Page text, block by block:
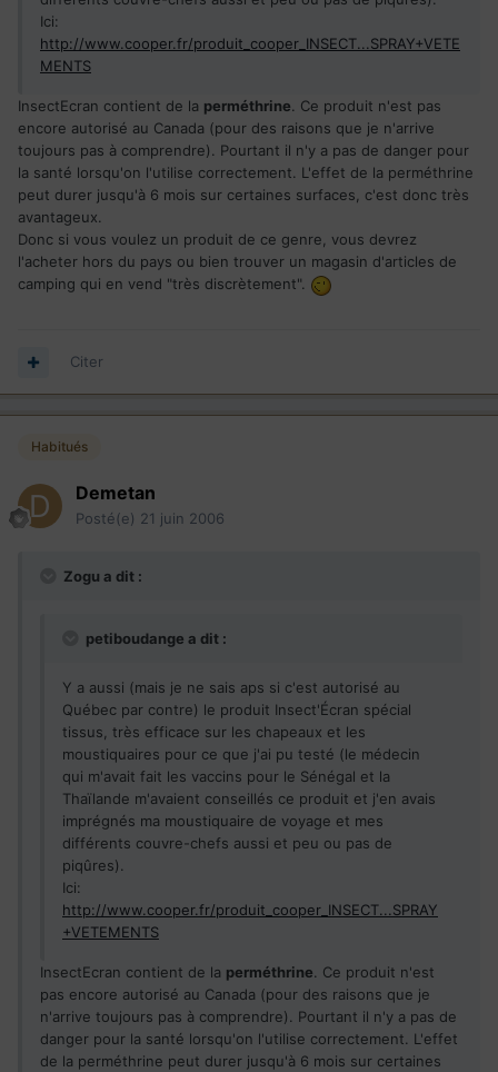
Ici:
http://www.cooper.fr/produit_cooper_INSECT...SPRAY+VETE
MENTS
InsectEcran contient de la perméthrine. Ce produit n'est pas
encore autorisé au Canada (pour des raisons que je n'arrive
toujours pas à comprendre). Pourtant il n'y a pas de danger pour
la santé lorsqu'on l'utilise correctement. L'effet de la perméthrine
peut durer jusqu'à 6 mois sur certaines surfaces, c'est donc très
avantageux.
Donc si vous voulez un produit de ce genre, vous devrez
l'acheter hors du pays ou bien trouver un magasin d'articles de
camping qui en vend "très discrètement".
Citer
Habitués
Demetan
Posté(e) 21 juin 2006
Zogu a dit :
petiboudange a dit :
Y a aussi (mais je ne sais aps si c'est autorisé au
Québec par contre) le produit Insect'Écran spécial
tissus, très efficace sur les chapeaux et les
moustiquaires pour ce que j'ai pu testé (le médecin
qui m'avait fait les vaccins pour le Sénégal et la
Thaïlande m'avaient conseillés ce produit et j'en avais
imprégnés ma moustiquaire de voyage et mes
différents couvre-chefs aussi et peu ou pas de
piqûres).
Ici:
http://www.cooper.fr/produit_cooper_INSECT...SPRAY
+VETEMENTS
InsectEcran contient de la perméthrine. Ce produit n'est
pas encore autorisé au Canada (pour des raisons que je
n'arrive toujours pas à comprendre). Pourtant il n'y a pas de
danger pour la santé lorsqu'on l'utilise correctement. L'effet
de la perméthrine peut durer jusqu'à 6 mois sur certaines